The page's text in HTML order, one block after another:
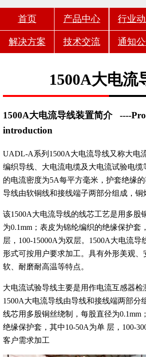
首页 产品中心 行业
解决方案 技术交流 通知
1500A大电流
1500A大电流导线装置简介----
introduction
UADL-A系列1500A大电流导线又称大电
编织导线、大电流电缆及大电流试验电缆
的电流密度为5A每平方毫米，护套绝缘的
导线由软铜线和接线端子两部分组成，铜
该1500A大电流导线的线芯工艺是用多股
为0.1mm；表皮为锦纶编织的绝缘保护套
层，100-15000A为双层。1500A大电流导
形式可按用户要求加工。具有外形美观、
软、耐磨耐高温等特点。
大电流试验导线主要是用作电流互感器检
1500A大电流导线由导线和接线端两部分
线芯用多股铜丝绕制，每股直径为0.1mm
绝缘保护套，其中10-50A为单 层，100-
客户需求加工